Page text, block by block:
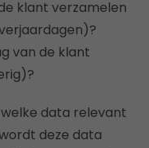
klant verzamelen
van de klant
data relevant
deze data